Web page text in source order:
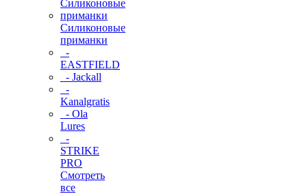
Силиконовые
приманки
-
EASTFIELD
- Jackall
-
Kanalgratis
- Ola
Lures
-
STRIKE
PRO
Смотреть
все